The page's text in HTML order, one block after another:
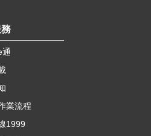
業流程
1999